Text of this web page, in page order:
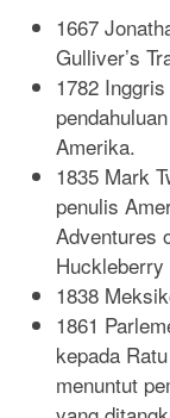
1667
Gulliver’s
1782
Amerika.
1835 Mark
penulis
Adventures
Huckleberry
1838
1861
kepada
menuntut